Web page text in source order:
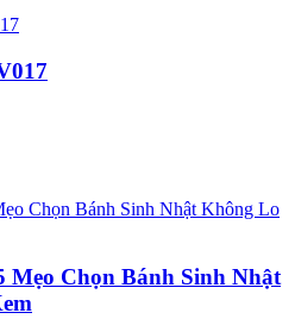
Chọn Bánh Sinh Nhật